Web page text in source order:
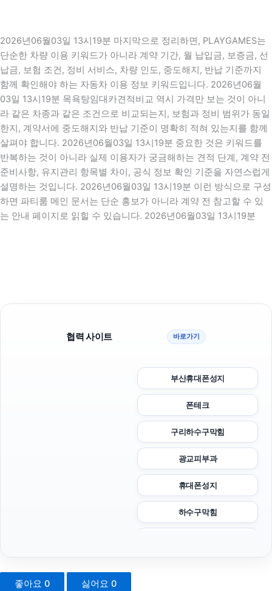
2026년06월03일 13시19분 마지막으로 정리하면, PLAYGAMES는
단순한 차량 이용 키워드가 아니라 계약 기간, 월 납입금, 보증금, 선
납금, 보험 조건, 정비 서비스, 차량 인도, 중도해지, 반납 기준까지
함께 확인해야 하는 자동차 이용 정보 키워드입니다. 2026년06월
03일 13시19분 목욕탕임대카견적비교 역시 가격만 보는 것이 아니
라 같은 차종과 같은 조건으로 비교되는지, 보험과 정비 범위가 동일
한지, 계약서에 중도해지와 반납 기준이 명확히 적혀 있는지를 함께
살펴야 합니다. 2026년06월03일 13시19분 중요한 것은 키워드를
반복하는 것이 아니라 실제 이용자가 궁금해하는 견적 단계, 계약 전
준비사항, 유지관리 항목별 차이, 공식 정보 확인 기준을 자연스럽게
설명하는 것입니다. 2026년06월03일 13시19분 이런 방식으로 구성
하면 파티룸 메인 문서는 단순 홍보가 아니라 계약 전 참고할 수 있
는 안내 페이지로 읽힐 수 있습니다. 2026년06월03일 13시19분
협력 사이트 바로가기
부산휴대폰성지
폰테크
구리하수구막힘
광교피부과
휴대폰성지
하수구막힘
좋아요 0 싫어요 0